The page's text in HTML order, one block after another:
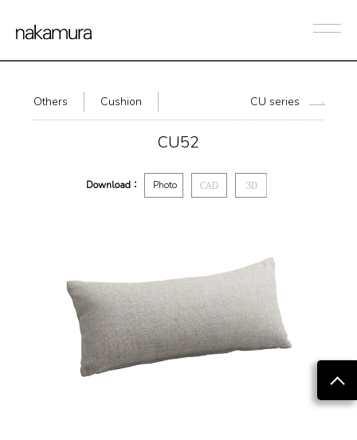
Others Cushion CU series
CU52
Download： Photo CAD 3D